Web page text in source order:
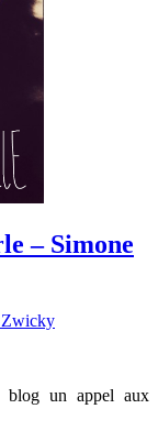
– Simone
Zwicky
blog un appel aux